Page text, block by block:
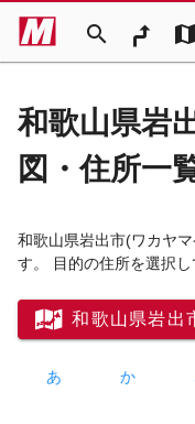
search map
和歌山県岩
図・住所一
和歌山県岩出市(ワカヤ
す。 目的の住所を選択し
和歌山県岩出
あ か